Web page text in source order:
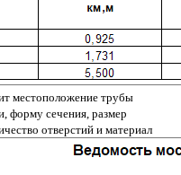
местоположение трубы
форму сечения, размер
отверстий и материал